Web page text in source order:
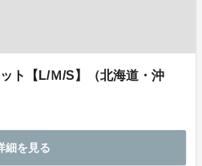
ト【L/Ｍ/S】（北海道・沖
細を見る